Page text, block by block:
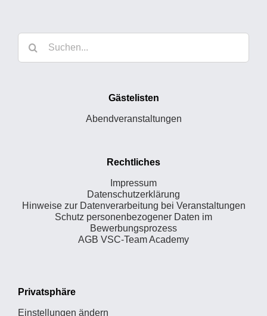
Suche
nach:
Gästelisten
Abendveranstaltungen
Rechtliches
Impressum
Datenschutzerklärung
Hinweise zur Datenverarbeitung bei Veranstaltungen
Schutz personenbezogener Daten im
Bewerbungsprozess
AGB VSC-Team Academy
Privatsphäre
Einstellungen ändern